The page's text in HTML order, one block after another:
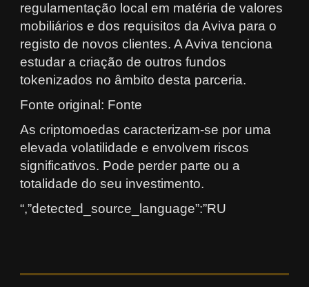
regulamentação local em matéria de valores
mobiliários e dos requisitos da Aviva para o
registo de novos clientes. A Aviva tenciona
estudar a criação de outros fundos
tokenizados no âmbito desta parceria.
Fonte original: Fonte
As criptomoedas caracterizam-se por uma
elevada volatilidade e envolvem riscos
significativos. Pode perder parte ou a
totalidade do seu investimento.
“,”detected_source_language”:”RU